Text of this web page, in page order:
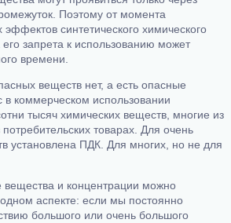
Поэтому от момента
синтетического химического
запрета к использованию может
времени.
веществ нет, а есть опасные
в коммерческом использовании
тысяч химических веществ, многие из
товарах. Для очень
установлена ПДК. Для многих, но не для
и концентрации можно
аспекте: если мы постоянно
большого или очень большого